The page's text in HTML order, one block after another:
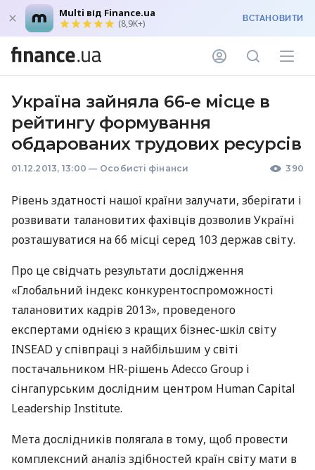
Multi від Finance.ua
(8,9K+) ВСТАНОВИТИ
Україна зайняла 66-е місце в
рейтингу формування
обдарованих трудових ресурсів
01.12.2013, 13:00 — Особисті фінанси 390
Рівень здатності нашої країни залучати, зберігати і
розвивати талановитих фахівців дозволив Україні
розташуватися на 66 місці серед 103 держав світу.
Про це свідчать результати дослідження
«Глобальний індекс конкурентоспроможності
талановитих кадрів 2013», проведеного
експертами однією з кращих бізнес-шкіл світу
INSEAD у співпраці з найбільшим у світі
постачальником HR-рішень Adecco Group і
сінгапурським дослідним центром Human Capital
Leadership Institute.
Мета дослідників полягала в тому, щоб провести
комплексний аналіз здібностей країн світу мати в